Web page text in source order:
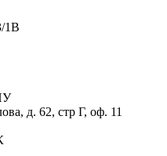
1В
д. 62, стр Г, оф. 11